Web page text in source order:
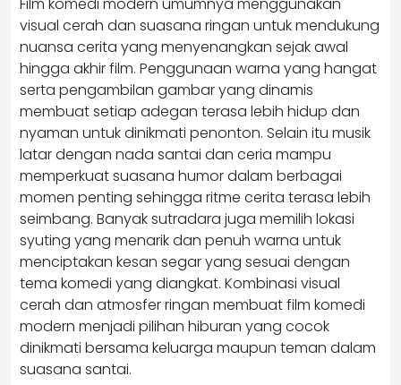
Film komedi modern umumnya menggunakan
visual cerah dan suasana ringan untuk mendukung
nuansa cerita yang menyenangkan sejak awal
hingga akhir film. Penggunaan warna yang hangat
serta pengambilan gambar yang dinamis
membuat setiap adegan terasa lebih hidup dan
nyaman untuk dinikmati penonton. Selain itu musik
latar dengan nada santai dan ceria mampu
memperkuat suasana humor dalam berbagai
momen penting sehingga ritme cerita terasa lebih
seimbang. Banyak sutradara juga memilih lokasi
syuting yang menarik dan penuh warna untuk
menciptakan kesan segar yang sesuai dengan
tema komedi yang diangkat. Kombinasi visual
cerah dan atmosfer ringan membuat film komedi
modern menjadi pilihan hiburan yang cocok
dinikmati bersama keluarga maupun teman dalam
suasana santai.